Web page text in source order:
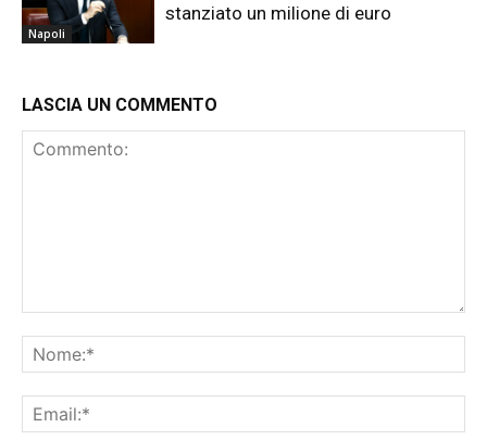
Napoli
stanziato un milione di euro
LASCIA UN COMMENTO